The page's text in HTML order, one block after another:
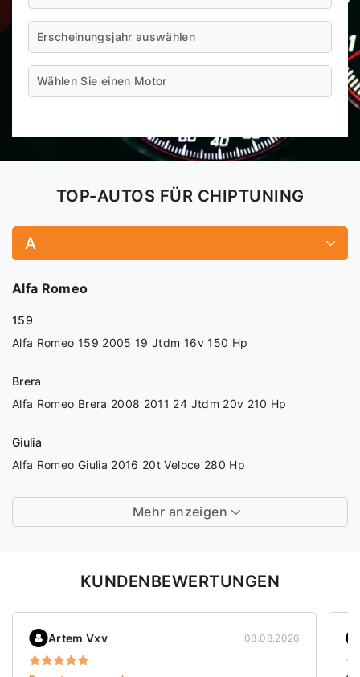
Erscheinungsjahr auswählen
Wählen Sie einen Motor
TOP-AUTOS FÜR CHIPTUNING
A
Alfa Romeo
159
Alfa Romeo 159 2005 19 Jtdm 16v 150 Hp
Brera
Alfa Romeo Brera 2008 2011 24 Jtdm 20v 210 Hp
Giulia
Alfa Romeo Giulia 2016 20t Veloce 280 Hp
Mehr anzeigen
KUNDENBEWERTUNGEN
Artem Vxv 08.08.2026